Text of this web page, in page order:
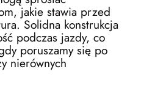
jakie stawia przed
Solidna konstrukcja
podczas jazdy, co
poruszamy się po
nierównych